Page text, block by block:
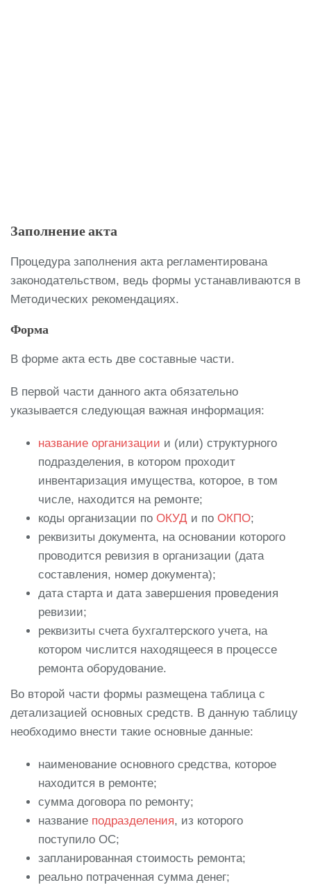
Заполнение акта
Процедура заполнения акта регламентирована
законодательством, ведь формы устанавливаются в
Методических рекомендациях.
Форма
В форме акта есть две составные части.
В первой части данного акта обязательно
указывается следующая важная информация:
название организации и (или) структурного
подразделения, в котором проходит
инвентаризация имущества, которое, в том
числе, находится на ремонте;
коды организации по ОКУД и по ОКПО;
реквизиты документа, на основании которого
проводится ревизия в организации (дата
составления, номер документа);
дата старта и дата завершения проведения
ревизии;
реквизиты счета бухгалтерского учета, на
котором числится находящееся в процессе
ремонта оборудование.
Во второй части формы размещена таблица с
детализацией основных средств. В данную таблицу
необходимо внести такие основные данные:
наименование основного средства, которое
находится в ремонте;
сумма договора по ремонту;
название подразделения, из которого
поступило ОС;
запланированная стоимость ремонта;
реально потраченная сумма денег;